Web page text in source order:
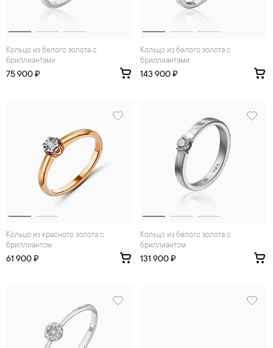
Кольцо из белого золота с
бриллиантами
75 900 ₽
Кольцо из белого золота с
бриллиантами
143 900 ₽
Кольцо из красного золота с
бриллиантом
61 900 ₽
Кольцо из белого золота с
бриллиантом
131 900 ₽